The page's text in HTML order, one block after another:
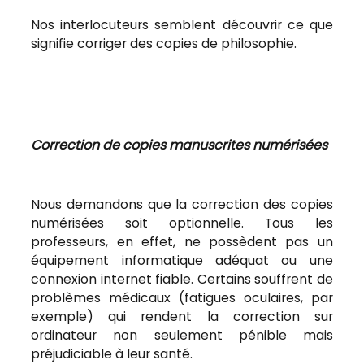
Nos interlocuteurs semblent découvrir ce que
signifie corriger des copies de philosophie.
Correction de copies manuscrites numérisées
Nous demandons que la correction des copies
numérisées soit optionnelle. Tous les
professeurs, en effet, ne possèdent pas un
équipement informatique adéquat ou une
connexion internet fiable. Certains souffrent de
problèmes médicaux (fatigues oculaires, par
exemple) qui rendent la correction sur
ordinateur non seulement pénible mais
préjudiciable à leur santé.